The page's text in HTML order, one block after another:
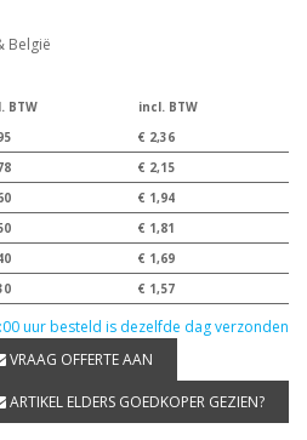
België
BTW
incl. BTW
€ 2,36
€ 2,15
€ 1,94
€ 1,81
€ 1,69
€ 1,57
uur besteld is dezelfde dag verzonden
VRAAG OFFERTE AAN
ARTIKEL ELDERS GOEDKOPER GEZIEN?